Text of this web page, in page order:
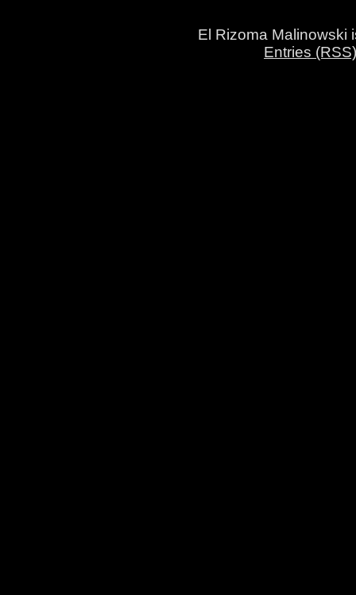
El Rizoma Malinowski
Entries (RSS)